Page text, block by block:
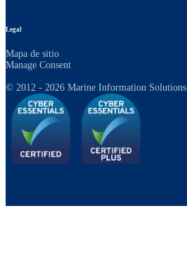
Legal
Mapa de sitio
Manage Consent
© 2012 - 2026 Marine Information Solutions